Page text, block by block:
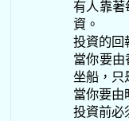
有人靠
資。
投資的回
當你要
坐船，只
當你要由
投資前必